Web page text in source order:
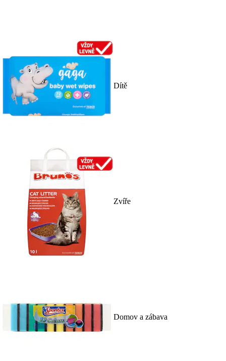
Dítě
Zvíře
Domov a zábava